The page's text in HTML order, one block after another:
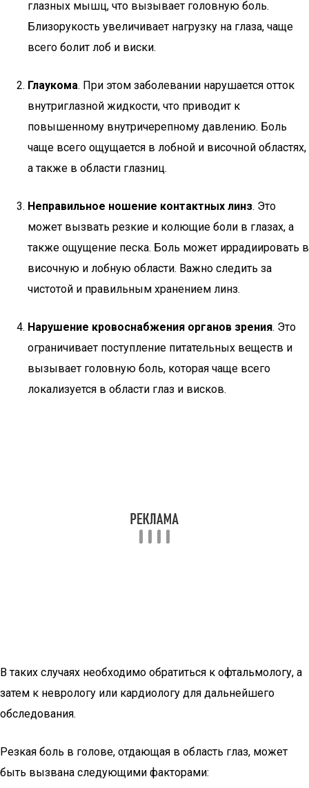
глазных мышц, что вызывает головную боль.
Близорукость увеличивает нагрузку на глаза, чаще
всего болит лоб и виски.
Глаукома. При этом заболевании нарушается отток
внутриглазной жидкости, что приводит к
повышенному внутричерепному давлению. Боль
чаще всего ощущается в лобной и височной областях,
а также в области глазниц.
Неправильное ношение контактных линз. Это
может вызвать резкие и колющие боли в глазах, а
также ощущение песка. Боль может иррадиировать в
височную и лобную области. Важно следить за
чистотой и правильным хранением линз.
Нарушение кровоснабжения органов зрения. Это
ограничивает поступление питательных веществ и
вызывает головную боль, которая чаще всего
локализуется в области глаз и висков.
В таких случаях необходимо обратиться к офтальмологу, а
затем к неврологу или кардиологу для дальнейшего
обследования.
Резкая боль в голове, отдающая в область глаз, может
быть вызвана следующими факторами: